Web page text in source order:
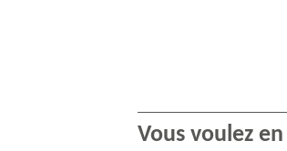
Vous voulez